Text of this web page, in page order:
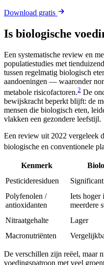
Download gratis
Is biologische
Een systematische review en
populatiestudies met
tussen regelmatig biologisch
aandoeningen — waaronder
metabole risicofactoren.2 De
bewijskracht beperkt blijft: de
mensen die biologisch eten,
vlakken een gezondere leefstijl.
Een review uit 2022 vergeleek
biologische en conventionele
Kenmerk
Pesticideresiduen
Polyfenolen /
antioxidanten
Iets hoger
meerdere
Nitraatgehalte Lager
Macronutriënten
De verschillen zijn reëel, maar
voedingspatroon met veel